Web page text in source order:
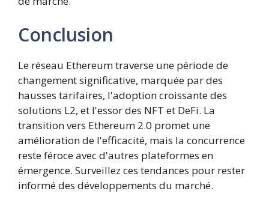
Conclusion
Le réseau Ethereum traverse une période de
changement significative, marquée par des
hausses tarifaires, l'adoption croissante des
solutions L2, et l'essor des NFT et DeFi. La
transition vers Ethereum 2.0 promet une
amélioration de l'efficacité, mais la concurrence
reste féroce avec d'autres plateformes en
émergence. Surveillez ces tendances pour rester
informé des développements du marché.